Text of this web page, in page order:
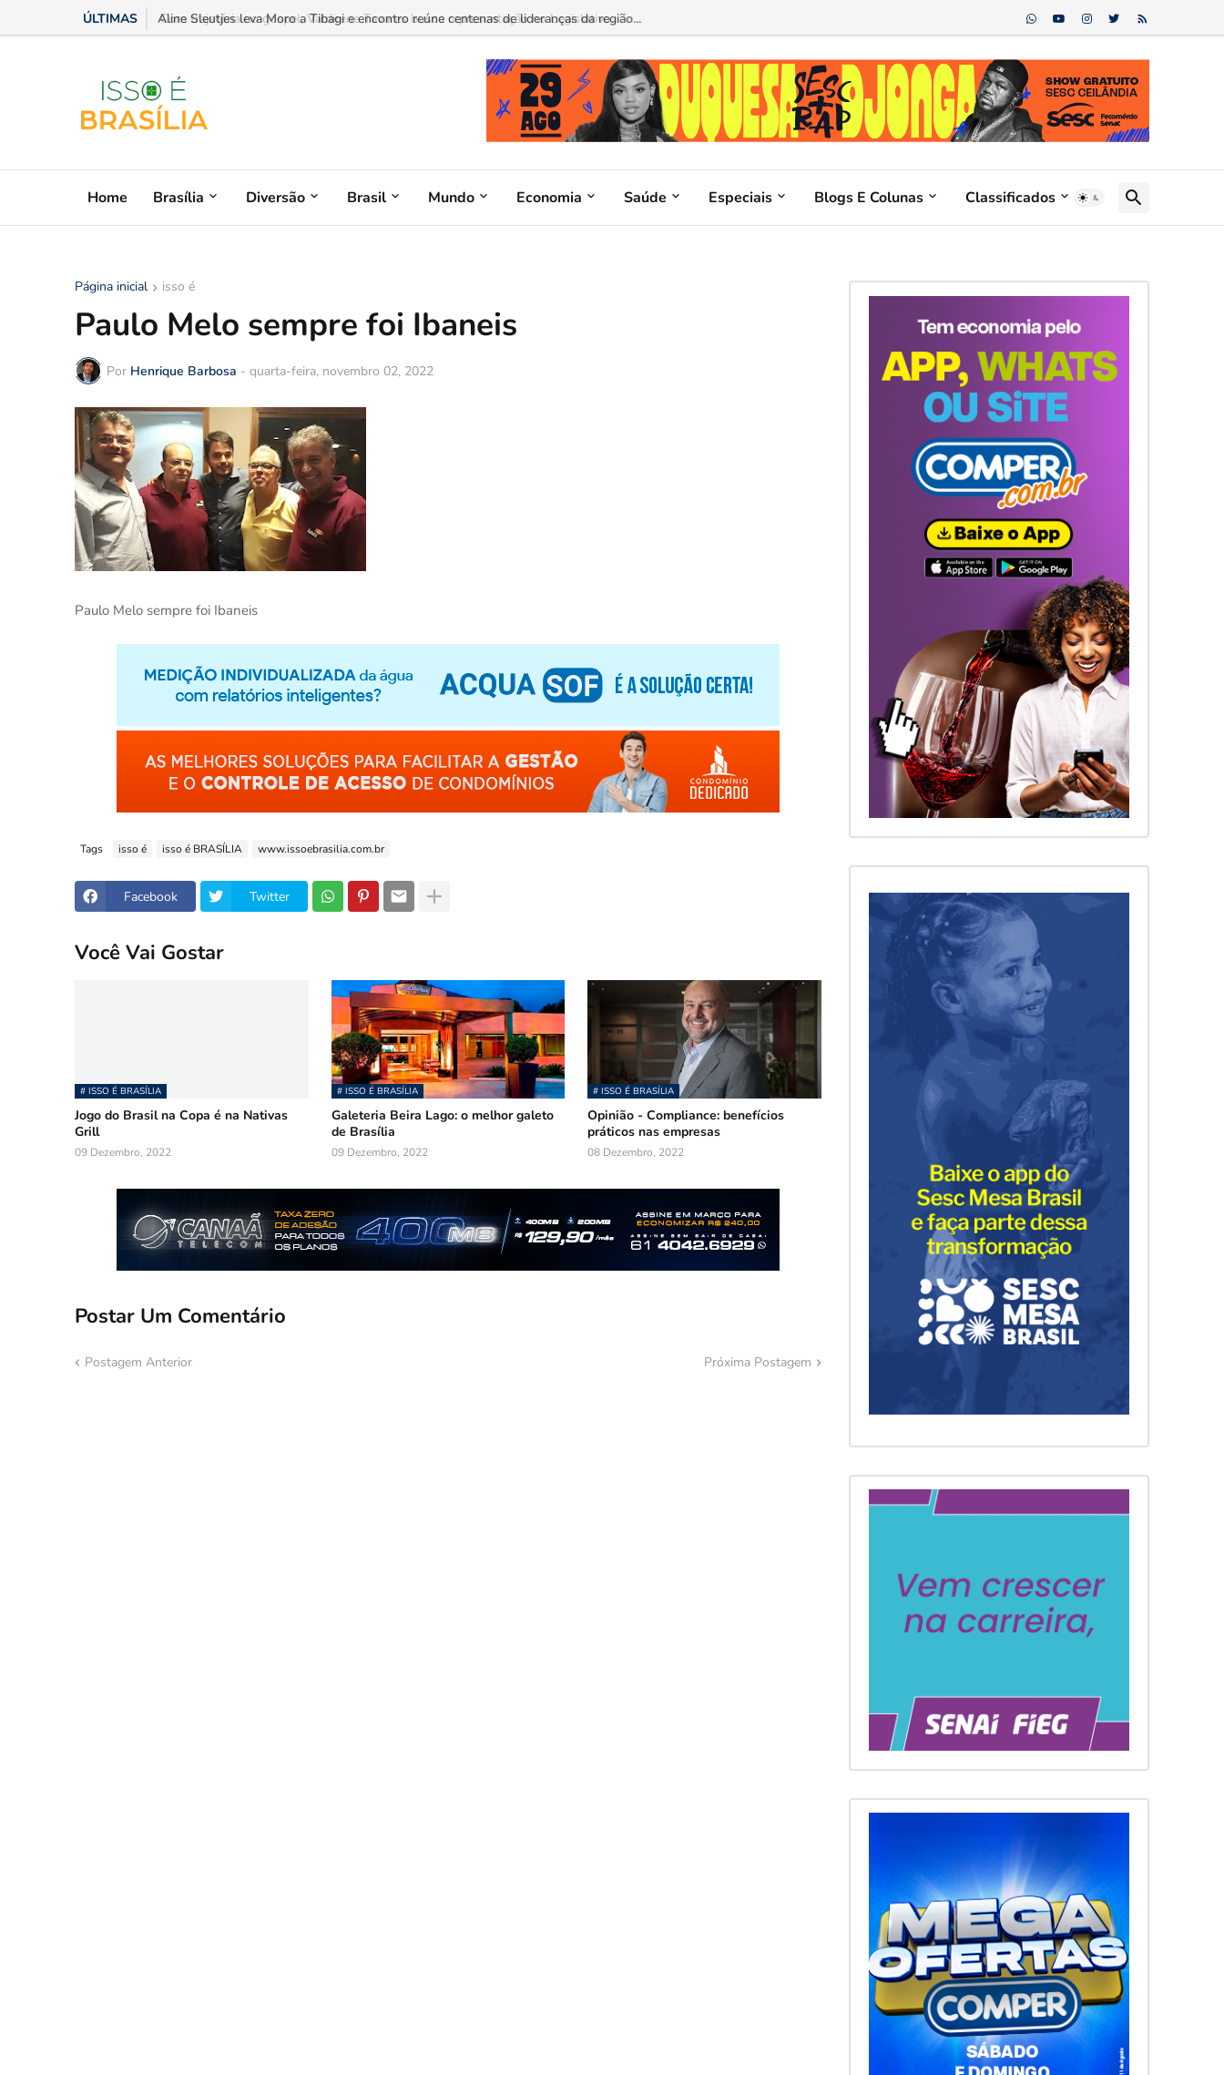
ÚLTIMAS Com trajetória no gospel, Valdirene Tavares busca representação no Legislativo...
Home Brasília Diversão Brasil Mundo Economia Saúde Especiais Blogs E Colunas Classificados
Página inicial isso é
Paulo Melo sempre foi Ibaneis
Por Henrique Barbosa - quarta-feira, novembro 02, 2022
Paulo Melo sempre foi Ibaneis
Tags isso é isso é BRASÍLIA www.issoebrasilia.com.br
Facebook Twitter
Você Vai Gostar
# ISSO É BRASÍLIA
Jogo do Brasil na Copa é na Nativas
Grill
09 Dezembro, 2022
# ISSO É BRASÍLIA
Galeteria Beira Lago: o melhor galeto
de Brasília
09 Dezembro, 2022
# ISSO É BRASÍLIA
Opinião - Compliance: benefícios
práticos nas empresas
08 Dezembro, 2022
Postar Um Comentário
Postagem Anterior Próxima Postagem